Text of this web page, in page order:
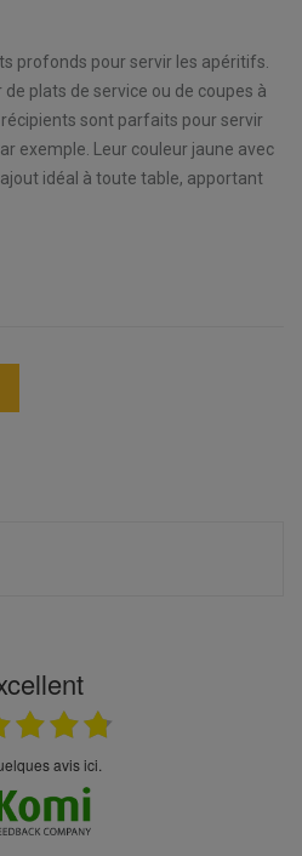
profonds pour servir les apéritifs.
plats de service ou de coupes à
sont parfaits pour servir
exemple. Leur couleur jaune avec
idéal à toute table, apportant
avis ici.